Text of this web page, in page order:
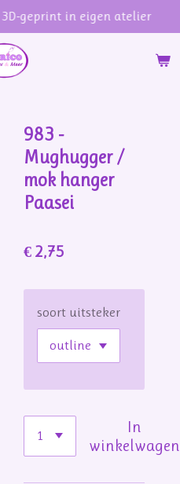
geprint in eigen atelier
983 -
Mughugger /
mok hanger
Paasei
€ 2,75
soort uitsteker
In
winkelwagen